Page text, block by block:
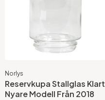
Norlys
Reservkupa Stallglas Klart
Nyare Modell Från 2018